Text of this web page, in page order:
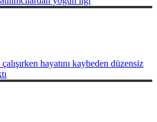
hayatını kaybeden düzensiz